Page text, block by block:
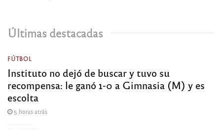
Últimas destacadas
FÚTBOL
Instituto no dejó de buscar y tuvo su
recompensa: le ganó 1-0 a Gimnasia (M) y es
escolta
5 horas atrás